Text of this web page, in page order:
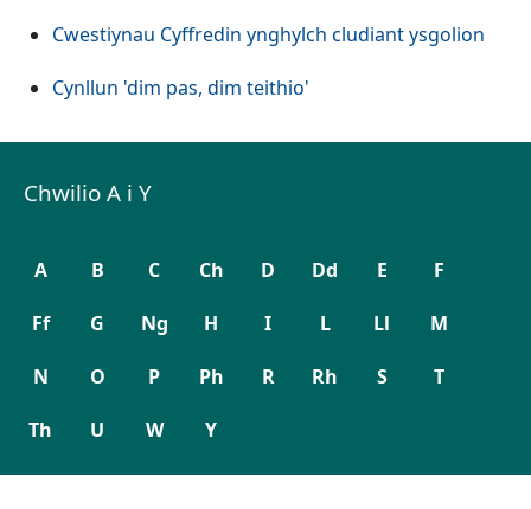
Cwestiynau Cyffredin ynghylch cludiant ysgolion
Cynllun 'dim pas, dim teithio'
Chwilio A i Y
A B C Ch D Dd E F
Ff G Ng H I L Ll M
N O P Ph R Rh S T
Th U W Y